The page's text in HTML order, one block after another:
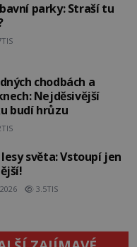
parky: Straší tu
chodbách a
Nejděsivější
budí hrůzu
Vstoupí jen
3.5TIS